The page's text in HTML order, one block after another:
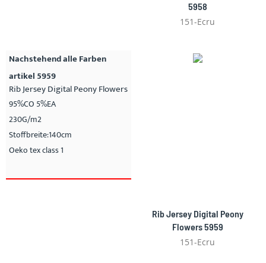
5958
151-Ecru
Nachstehend alle Farben
artikel 5959
Rib Jersey Digital Peony Flowers
95%CO 5%EA
230G/m2
Stoffbreite:140cm
Oeko tex class 1
Rib Jersey Digital Peony
Flowers 5959
151-Ecru